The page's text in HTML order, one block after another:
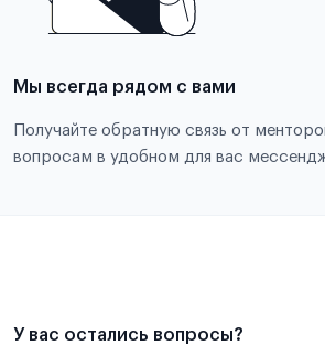
Мы всегда рядом с вами
Получайте обратную связь от
вопросам в удобном для вас
У вас остались вопросы?